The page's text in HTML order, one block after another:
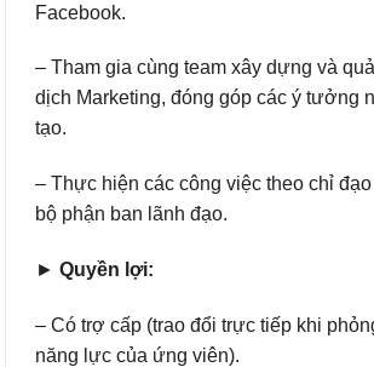
Facebook.
– Tham gia cùng team xây dựng và
dịch Marketing, đóng góp các ý tưởng
tạo.
– Thực hiện các công việc theo chỉ
bộ phận ban lãnh đạo.
► Quyền lợi:
– Có trợ cấp (trao đổi trực tiếp khi
năng lực của ứng viên).